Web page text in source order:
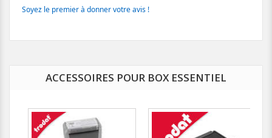
Soyez le premier à donner votre avis !
ACCESSOIRES POUR BOX ESSENTIEL